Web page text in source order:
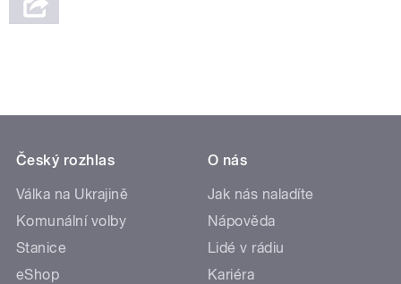
Český rozhlas
Válka na Ukrajině
Komunální volby
Stanice
eShop
O nás
Jak nás naladíte
Nápověda
Lidé v rádiu
Kariéra